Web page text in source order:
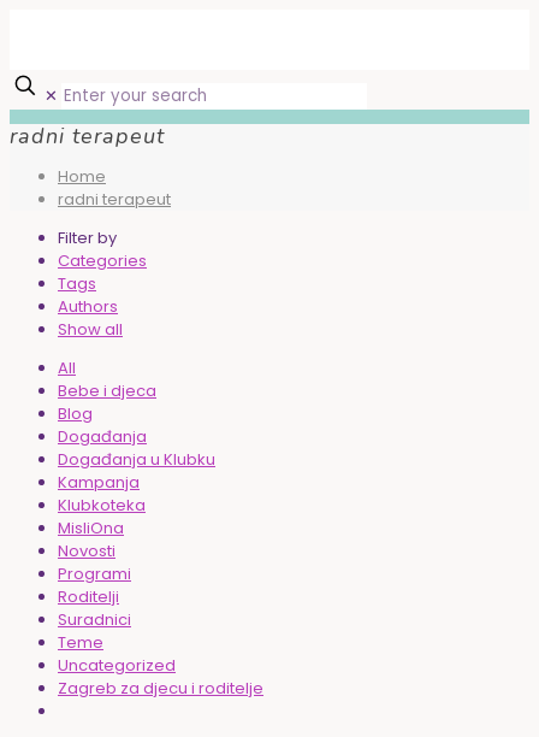
✕
radni terapeut
Home
radni terapeut
Filter by
Categories
Tags
Authors
Show all
All
Bebe i djeca
Blog
Događanja
Događanja u Klubku
Kampanja
Klubkoteka
MisliOna
Novosti
Programi
Roditelji
Suradnici
Teme
Uncategorized
Zagreb za djecu i roditelje